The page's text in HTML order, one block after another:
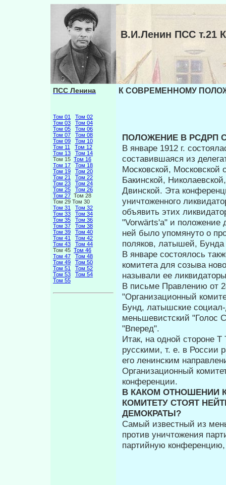
В.И.Ленин ПСС
ПСС Ленина
Том 01
Том 02
Том 03
Том 04
Том 05
Том 06
Том 07
Том 08
Том 09
Том 10
Том 11
Том 12
Том 13
Том 14
Том 15 Том 16
Том 17
Том 18
Том 19
Том 20
Том 21
Том 22
Том 23
Том 24
Том 25
Том 26
Том 27 Том 28
Том 29 Том 30
Том 31
Том 32
Том 33
Том 34
Том 35
Том 36
Том 37
Том 38
Том 39
Том 40
Том 41
Том 42
Том 43
Том 44
Том 45 Том 46
Том 47
Том 48
Том 49
Том 50
Том 51
Том 52
Том 53
Том 54
Том 55
К СОВРЕМЕННОМУ
ПОЛОЖЕНИЕ В РСДРП С
В январе 1912 г.
составившаяся из
Московской, Московской
Бакинской,
Двинской. Эта
уничтоженного
объявить этих
"Vorwärts'a" и
ней было упомянуто о
поляков, латышей, Бунда
В январе состоялось
комитета для созыва
называли ее
В письме Правлению от
"Организационный
Бунд, латышские социал-
меньшевистский "Голос
"Вперед".
Итак, на одной стороне
русскими, т. е. в России
его ленинским
Организационный
конференции.
В КАКОМ ОТНОШЕНИИ
КОМИТЕТУ СТОЯТ
ДЕМОКРАТЫ?
Самый известный из
против уничтожения
партийную